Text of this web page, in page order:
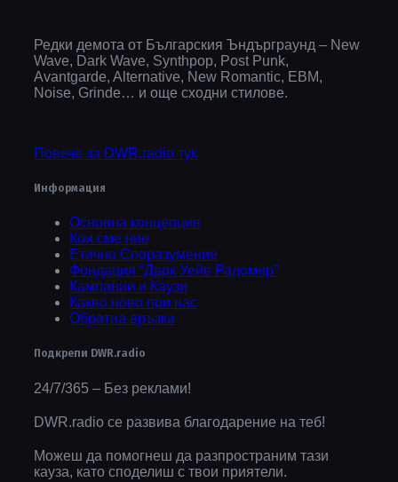
Редки демота от Българския Ъндърграунд – New
Wave, Dark Wave, Synthpop, Post Punk,
Avantgarde, Alternative, New Romantic, EBM,
Noise, Grinde… и още сходни стилове.
Повече за DWR.radio тук
Информация
Основна концепция
Кои сме ние
Етично Споразумение
Фондация “Дарк Уейв Радомир”
Кампании и Каузи
Какво ново при нас
Обратна връзка
Подкрепи DWR.radio
24/7/365 – Без реклами!
DWR.radio се развива благодарение на теб!
Можеш да помогнеш да разпространим тази
кауза, като споделиш с твои приятели.